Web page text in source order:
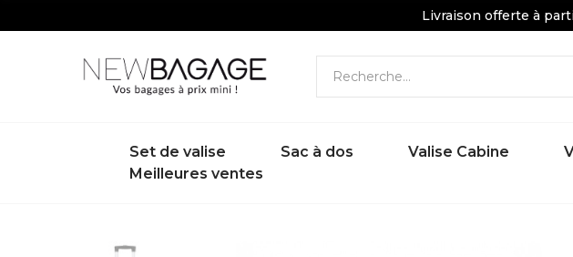
Livraison offerte à
Set de valise Sac à dos Valise Cabine
Meilleures ventes